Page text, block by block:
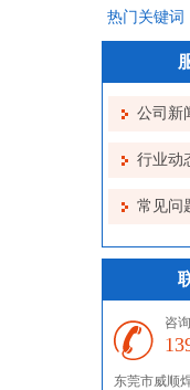
热门关键词
公司新
行业动
常见问
咨
东莞市威顺